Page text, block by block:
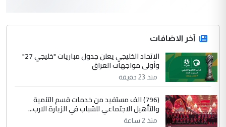
جنسية الرافد الثالث للعراق ومن اصول عريقة
ابا فرات ...
الموضوع :
الجواهري يرد على صدام حسين سل
مضجعيك يابن الزنا (نص كامل)
سردار
التعليق : واحد من عصابة علي ماما يسقط
جنسية الرافد الثالث للعراق ومن اصول عريقة
آخر الاضافات
الاتحاد الخليجي يعلن جدول مباريات "خليجي 27"
وأولى مواجهات العراق
منذ 23 دقيقة
(796) الف مستفيد من خدمات قسم التنمية
والتأهيل الاجتماعي للشباب في الزيارة الارب...
منذ 2 ساعة